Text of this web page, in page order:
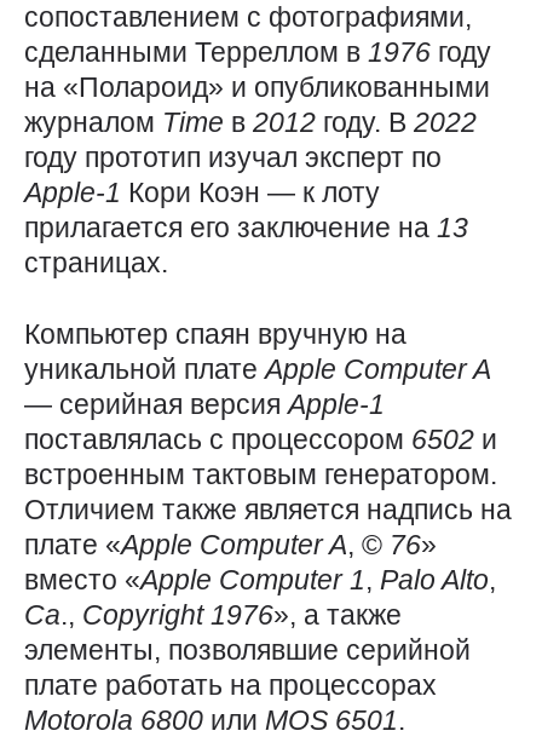
сопоставлением с фотографиями,
сделанными Терреллом в 1976 году
на «Полароид» и опубликованными
журналом Time в 2012 году. В 2022
году прототип изучал эксперт по
Apple-1 Кори Коэн — к лоту
прилагается его заключение на 13
страницах.
Компьютер спаян вручную на
уникальной платеApple ComputerA
— серийная версияApple-1
поставлялась с процессором 6502 и
встроенным тактовым генератором.
Отличием также является надпись на
плате «Apple ComputerA, © 76»
вместо «Apple Computer 1, PaloAlto,
Ca., Copyright 1976», а также
элементы, позволявшие серийной
плате работать на процессорах
Motorola 6800 или MOS 6501.